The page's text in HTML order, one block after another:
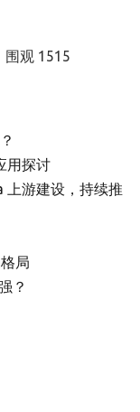
围观 1515
用探讨
上游建设，持续推
局
？